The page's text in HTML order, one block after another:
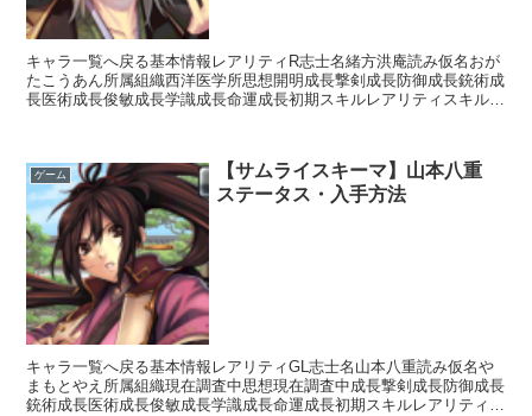
キャラ一覧へ戻る基本情報レアリティR志士名緒方洪庵読み仮名おが
たこうあん所属組織西洋医学所思想開明成長撃剣成長防御成長銃術成
長医術成長俊敏成長学識成長命運成長初期スキルレアリティスキル名
ゲーム
【サムライスキーマ】山本八重
ステータス・入手方法
キャラ一覧へ戻る基本情報レアリティGL志士名山本八重読み仮名や
まもとやえ所属組織現在調査中思想現在調査中成長撃剣成長防御成長
銃術成長医術成長俊敏成長学識成長命運成長初期スキルレアリティス